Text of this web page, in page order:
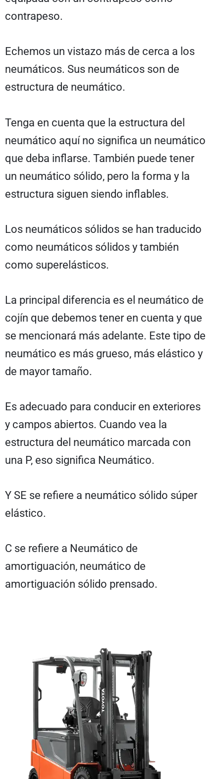
contrapeso.
Echemos un vistazo más de cerca a los
neumáticos. Sus neumáticos son de
estructura de neumático.
Tenga en cuenta que la estructura del
neumático aquí no significa un neumático
que deba inflarse. También puede tener
un neumático sólido, pero la forma y la
estructura siguen siendo inflables.
Los neumáticos sólidos se han traducido
como neumáticos sólidos y también
como superelásticos.
La principal diferencia es el neumático de
cojín que debemos tener en cuenta y que
se mencionará más adelante. Este tipo de
neumático es más grueso, más elástico y
de mayor tamaño.
Es adecuado para conducir en exteriores
y campos abiertos. Cuando vea la
estructura del neumático marcada con
una P, eso significa Neumático.
Y SE se refiere a neumático sólido súper
elástico.
C se refiere a Neumático de
amortiguación, neumático de
amortiguación sólido prensado.